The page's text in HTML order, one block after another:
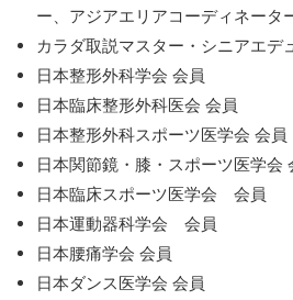
ー、アジアエリアコーディネータ
カラダ取説マスター・シニアエデ
日本整形外科学会 会員
日本臨床整形外科医会 会員
日本整形外科スポーツ医学会 会員
日本関節鏡・膝・スポーツ医学会
日本臨床スポーツ医学会 会員
日本運動器科学会 会員
日本腰痛学会 会員
日本ダンス医学会 会員